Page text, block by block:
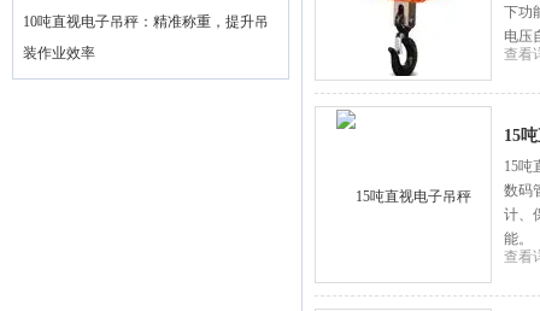
10吨直视电子吊秤：精准称重，提升吊
装作业效率
下功
电压
查看
15
15吨
数码
计、
能。
查看